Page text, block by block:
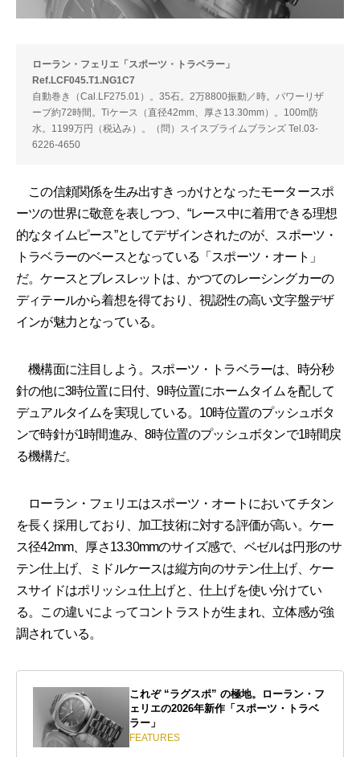
ローラン・フェリエ「スポーツ・トラベラー」
Ref.LCF045.T1.NG1C7
自動巻き（Cal.LF275.01）。35石。2万8800振動／時。パワーリザ
ーブ約72時間。Tiケース（直径42mm、厚さ13.30mm）。100m防
水。1199万円（税込み）。（問）スイスプライムブランズ Tel.03-
6226-4650
この信頼関係を生み出すきっかけとなったモータースポ
ーツの世界に敬意を表しつつ、“レース中に着用できる理想
的なタイムピース”としてデザインされたのが、スポーツ・
トラベラーのベースとなっている「スポーツ・オート」
だ。ケースとブレスレットは、かつてのレーシングカーの
ディテールから着想を得ており、視認性の高い文字盤デザ
インが魅力となっている。
機構面に注目しよう。スポーツ・トラベラーは、時分秒
針の他に3時位置に日付、9時位置にホームタイムを配して
デュアルタイムを実現している。10時位置のプッシュボタ
ンで時針が1時間進み、8時位置のプッシュボタンで1時間戻
る機構だ。
ローラン・フェリエはスポーツ・オートにおいてチタン
を長く採用しており、加工技術に対する評価が高い。ケー
ス径42mm、厚さ13.30mmのサイズ感で、ベゼルは円形のサ
テン仕上げ、ミドルケースは縦方向のサテン仕上げ、ケー
スサイドはポリッシュ仕上げと、仕上げを使い分けてい
る。この違いによってコントラストが生まれ、立体感が強
調されている。
これぞ “ラグスポ” の極地。ローラン・フ
ェリエの2026年新作「スポーツ・トラベ
ラー」
FEATURES